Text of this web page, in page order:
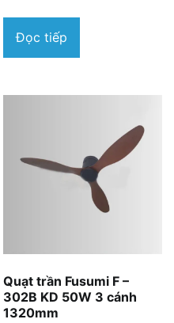
Đọc tiếp
Quạt trần Fusumi F –
302B KD 50W 3 cánh
1320mm